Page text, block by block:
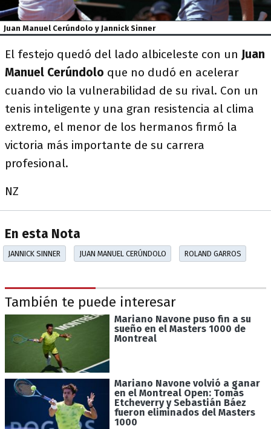
Juan Manuel Cerúndolo y Jannick Sinner
El festejo quedó del lado albiceleste con un Juan
Manuel Cerúndolo que no dudó en acelerar
cuando vio la vulnerabilidad de su rival. Con un
tenis inteligente y una gran resistencia al clima
extremo, el menor de los hermanos firmó la
victoria más importante de su carrera
profesional.
NZ
En esta Nota
JANNICK SINNER JUAN MANUEL CERÚNDOLO ROLAND GARROS
También te puede interesar
Mariano Navone puso fin a su
sueño en el Masters 1000 de
Montreal
Mariano Navone volvió a ganar
en el Montreal Open: Tomás
Etcheverry y Sebastián Báez
fueron eliminados del Masters
1000